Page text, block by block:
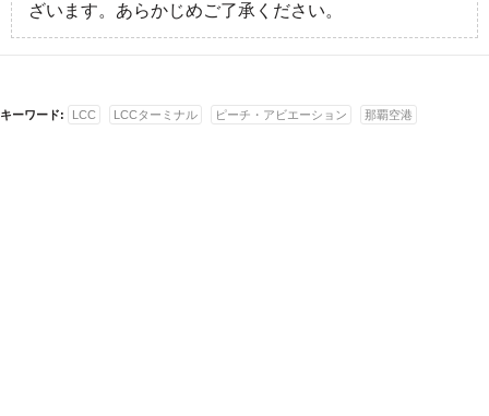
ざいます。あらかじめご了承ください。
キーワード: LCC LCCターミナル ピーチ・アビエーション 那覇空港